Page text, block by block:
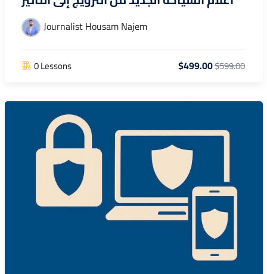
Journalist Housam Najem
0 Lessons $499.00$599.00